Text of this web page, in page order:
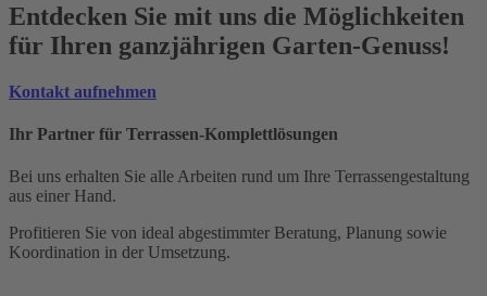
Entdecken Sie mit uns die Möglichkeiten
für Ihren ganzjährigen Garten-Genuss!
Kontakt aufnehmen
Ihr Partner für Terrassen-Komplettlösungen
Bei uns erhalten Sie alle Arbeiten rund um Ihre Terrassengestaltung
aus einer Hand.
Profitieren Sie von ideal abgestimmter Beratung, Planung sowie
Koordination in der Umsetzung.